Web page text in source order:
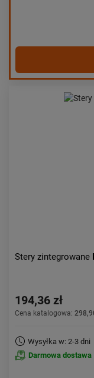
Stery zintegrowane
194,36 zł
Cena katalogowa:
Wysyłka w: 2-3 dni
Darmowa dostawa